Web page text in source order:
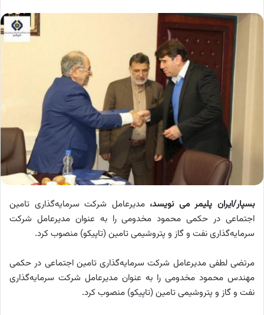
بسپار/ایران پلیمر می نویسد، مدیرعامل شرکت سرمایه‌گذاری تامین
اجتماعی در حکمی محمود مخدومی را به عنوان مدیرعامل شرکت
سرمایه‌گذاری نفت و گاز و پتروشیمی تامین (تاپیکو) منصوب کرد.
مرتضی لطفی مدیرعامل شرکت سرمایه‌گذاری تامین اجتماعی در حکمی
مهندس محمود مخدومی را به عنوان مدیرعامل شرکت سرمایه‌گذاری
نفت و گاز و پتروشیمی تامین (تاپیکو) منصوب کرد.